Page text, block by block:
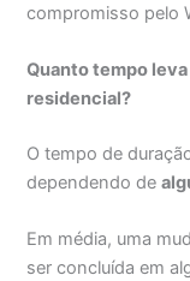
compromisso pelo
Quanto tempo
residencial?
O tempo de
dependendo de
Em média, uma
ser concluída em